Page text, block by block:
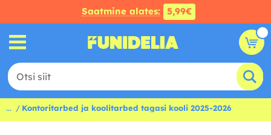
Saatmine alates: 5,99€
... Kontoritarbed ja koolitarbed tagasi kooli 2025-2026